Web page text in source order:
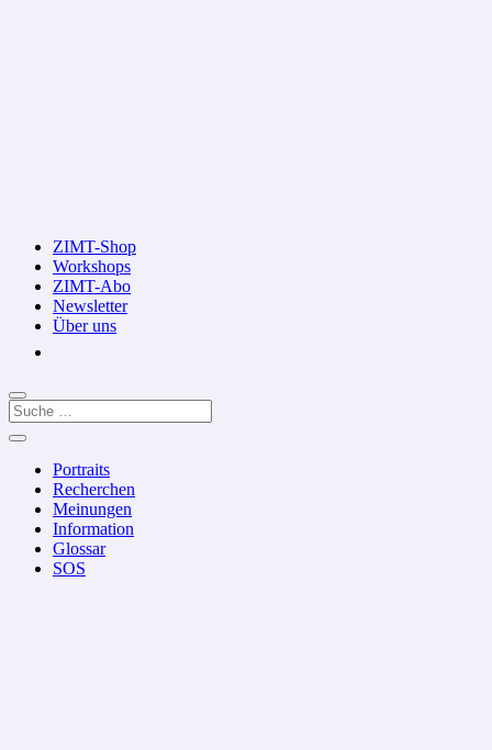
ZIMT-Shop
Workshops
ZIMT-Abo
Newsletter
Über uns
Portraits
Recherchen
Meinungen
Information
Glossar
SOS